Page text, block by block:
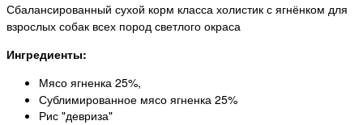
Сбалансированный сухой корм класса холистик с ягнёнком для
взрослых собак всех пород светлого окраса
Ингредиенты:
Мясо ягненка 25%,
Сублимированное мясо ягненка 25%
Рис "девриза"